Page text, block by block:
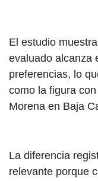
El estudio
evaluado alcanza
preferencias, lo
como la figura
Morena en Baja
La diferencia
relevante porque